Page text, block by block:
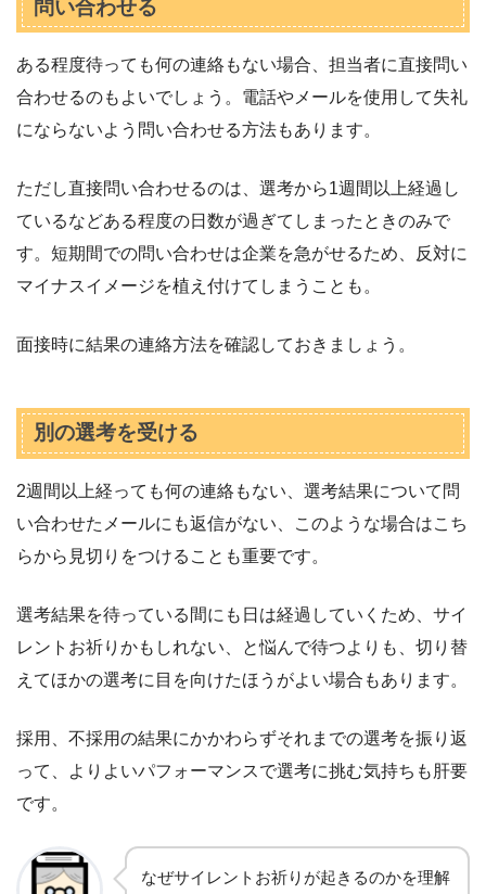
問い合わせる
ある程度待っても何の連絡もない場合、担当者に直接問い
合わせるのもよいでしょう。電話やメールを使用して失礼
にならないよう問い合わせる方法もあります。
ただし直接問い合わせるのは、選考から1週間以上経過し
ているなどある程度の日数が過ぎてしまったときのみで
す。短期間での問い合わせは企業を急がせるため、反対に
マイナスイメージを植え付けてしまうことも。
面接時に結果の連絡方法を確認しておきましょう。
別の選考を受ける
2週間以上経っても何の連絡もない、選考結果について問
い合わせたメールにも返信がない、このような場合はこち
らから見切りをつけることも重要です。
選考結果を待っている間にも日は経過していくため、サイ
レントお祈りかもしれない、と悩んで待つよりも、切り替
えてほかの選考に目を向けたほうがよい場合もあります。
採用、不採用の結果にかかわらずそれまでの選考を振り返
って、よりよいパフォーマンスで選考に挑む気持ちも肝要
です。
なぜサイレントお祈りが起きるのかを理解